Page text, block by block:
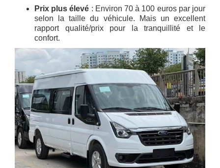
Prix plus élevé : Environ 70 à 100 euros par jour
selon la taille du véhicule. Mais un excellent
rapport qualité/prix pour la tranquillité et le
confort.